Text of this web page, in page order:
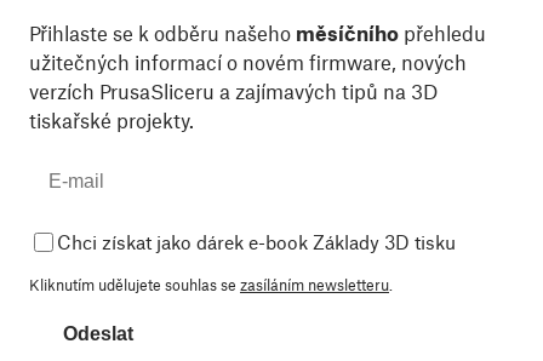
Přihlaste se k odběru našeho měsíčního přehledu
užitečných informací o novém firmware, nových
verzích PrusaSliceru a zajímavých tipů na 3D
tiskařské projekty.
Chci získat jako dárek e-book Základy 3D tisku
Kliknutím udělujete souhlas se zasíláním newsletteru
Odeslat